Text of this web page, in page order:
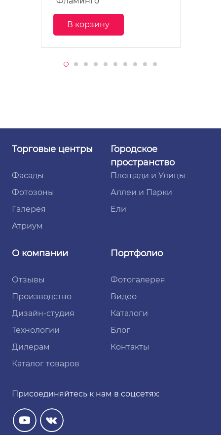
В корзину
Торговые центры
Фасады
Фотозоны
Галерея
Атриум
Городское
пространство
Площади и Улицы
Аллеи и Парки
Ели
О компании
Отзывы
Производство
Дизайн-студия
Технологии
Дилерам
Каталог товаров
Портфолио
Фотогалерея
Видео
Каталоги
Блог
Контакты
Присоединяйтесь к нам в соцсетях: